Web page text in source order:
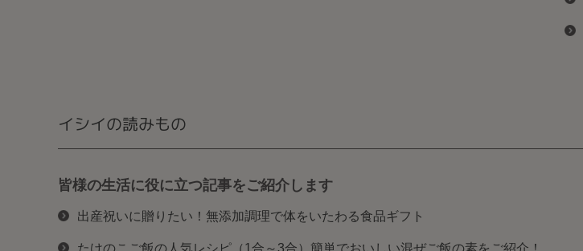
イシイの読みもの
皆様の生活に役に立つ記事をご紹介します
出産祝いに贈りたい！無添加調理で体をいたわる食品ギフト
たけのこご飯の人気レシピ（1合～3合）簡単でおいしい混ぜご飯の素をご紹介！